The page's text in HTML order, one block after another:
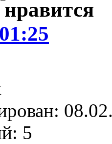
5